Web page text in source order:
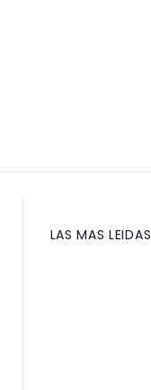
LAS MAS LEIDAS